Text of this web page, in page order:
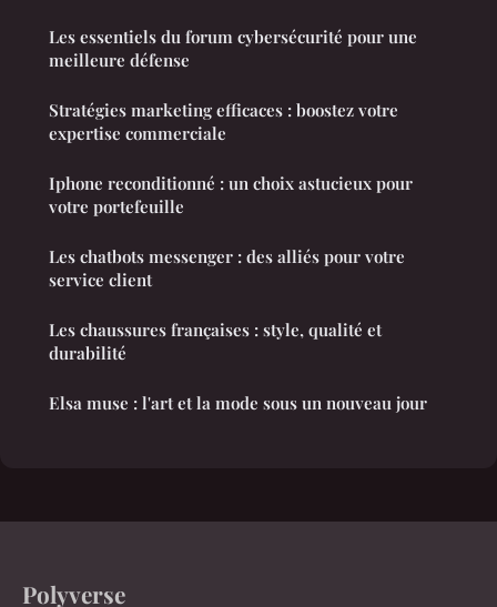
Les essentiels du forum cybersécurité pour une
meilleure défense
Stratégies marketing efficaces : boostez votre
expertise commerciale
Iphone reconditionné : un choix astucieux pour
votre portefeuille
Les chatbots messenger : des alliés pour votre
service client
Les chaussures françaises : style, qualité et
durabilité
Elsa muse : l'art et la mode sous un nouveau jour
Polyverse